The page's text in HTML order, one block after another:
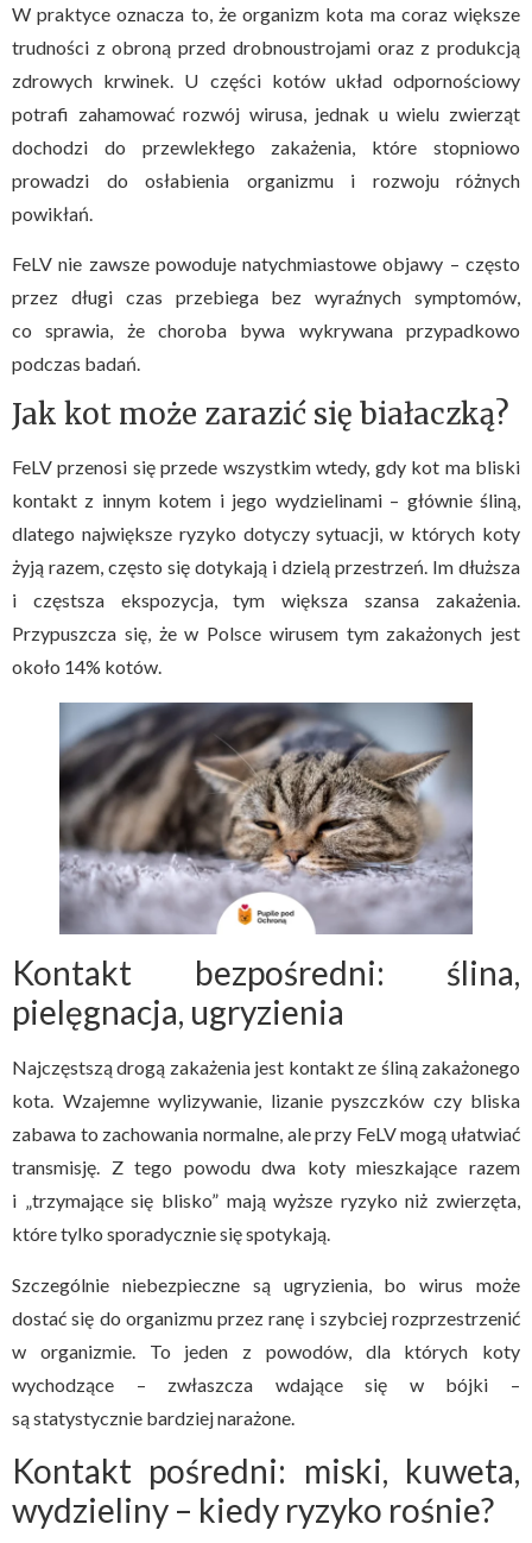
W praktyce oznacza to, że organizm kota ma coraz większe
trudności z obroną przed drobnoustrojami oraz z produkcją
zdrowych krwinek. U części kotów układ odpornościowy
potrafi zahamować rozwój wirusa, jednak u wielu zwierząt
dochodzi do przewlekłego zakażenia, które stopniowo
prowadzi do osłabienia organizmu i rozwoju różnych
powikłań.
FeLV nie zawsze powoduje natychmiastowe objawy – często
przez długi czas przebiega bez wyraźnych symptomów,
co sprawia, że choroba bywa wykrywana przypadkowo
podczas badań.
Jak kot może zarazić się białaczką?
FeLV przenosi się przede wszystkim wtedy, gdy kot ma bliski
kontakt z innym kotem i jego wydzielinami – głównie śliną,
dlatego największe ryzyko dotyczy sytuacji, w których koty
żyją razem, często się dotykają i dzielą przestrzeń. Im dłuższa
i częstsza ekspozycja, tym większa szansa zakażenia.
Przypuszcza się, że w Polsce wirusem tym zakażonych jest
około 14% kotów.
Kontakt bezpośredni: ślina,
pielęgnacja, ugryzienia
Najczęstszą drogą zakażenia jest kontakt ze śliną zakażonego
kota. Wzajemne wylizywanie, lizanie pyszczków czy bliska
zabawa to zachowania normalne, ale przy FeLV mogą ułatwiać
transmisję. Z tego powodu dwa koty mieszkające razem
i „trzymające się blisko” mają wyższe ryzyko niż zwierzęta,
które tylko sporadycznie się spotykają.
Szczególnie niebezpieczne są ugryzienia, bo wirus może
dostać się do organizmu przez ranę i szybciej rozprzestrzenić
w organizmie. To jeden z powodów, dla których koty
wychodzące – zwłaszcza wdające się w bójki –
są statystycznie bardziej narażone.
Kontakt pośredni: miski, kuweta,
wydzieliny – kiedy ryzyko rośnie?